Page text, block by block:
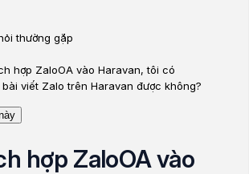
thường gặp
hợp ZaloOA vào Haravan, tôi có
viết Zalo trên Haravan được không?
hợp ZaloOA vào